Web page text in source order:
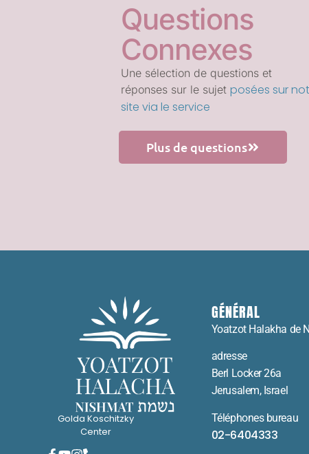
Questions
Connexes
Une sélection de questions et
réponses sur le sujet posées sur
site via le service
Plus de questions
Golda Koschitzky
Center
GÉNÉRAL
Yoatzot Halakha de
adresse
Berl Locker 26a
Jerusalem, Israel
Téléphones bureau
02-6404333